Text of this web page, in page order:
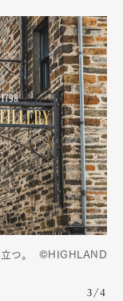
立つ。 ©HIGHLAND
3/4